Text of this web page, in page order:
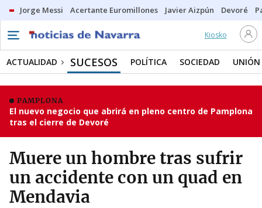
Jorge Messi Acertante Euromillones Javier Aizpún Devoré
Kiosko
ACTUALIDAD SUCESOS POLÍTICA SOCIEDAD UNIÓN
PAMPLONA
El nuevo negocio que abrirá en pleno centro de Pamplona
tras el cierre de Devoré
Muere un hombre tras sufrir
un accidente con un quad en
Mendavia